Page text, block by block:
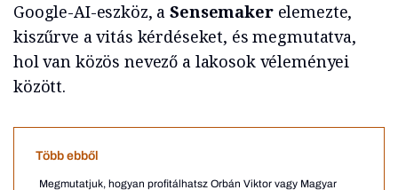
Google-AI-eszköz, aSensemakerelemezte,
kiszűrve a vitás kérdéseket, és megmutatva,
hol van közös nevező a lakosok véleményei
között.
Több ebből
Megmutatjuk, hogyan profitálhatsz Orbán Viktor vagy Magyar